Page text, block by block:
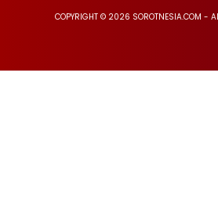
COPYRIGHT © 2026 SOROTNESIA.COM -